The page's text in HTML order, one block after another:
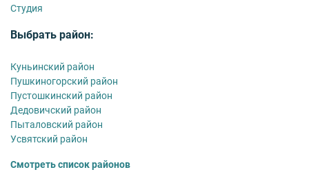
Студия
Выбрать район:
Куньинский район
Пушкиногорский район
Пустошкинский район
Дедовичский район
Пыталовский район
Усвятский район
Смотреть список районов